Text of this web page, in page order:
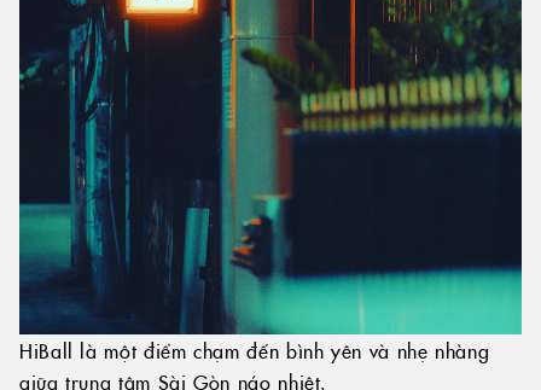
HiBall là một điểm chạm đến bình yên và nhẹ nhàng
giữa trung tâm Sài Gòn náo nhiệt.